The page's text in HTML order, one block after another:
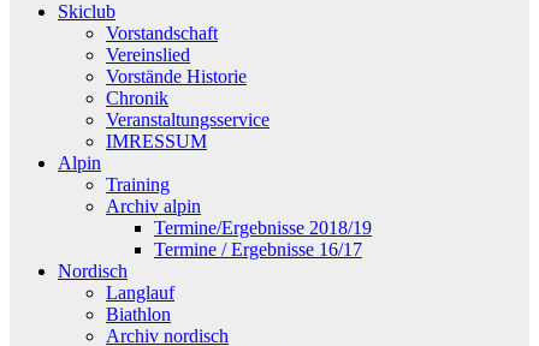
Skiclub
Vorstandschaft
Vereinslied
Vorstände Historie
Chronik
Veranstaltungsservice
IMRESSUM
Alpin
Training
Archiv alpin
Termine/Ergebnisse 2018/19
Termine / Ergebnisse 16/17
Nordisch
Langlauf
Biathlon
Archiv nordisch